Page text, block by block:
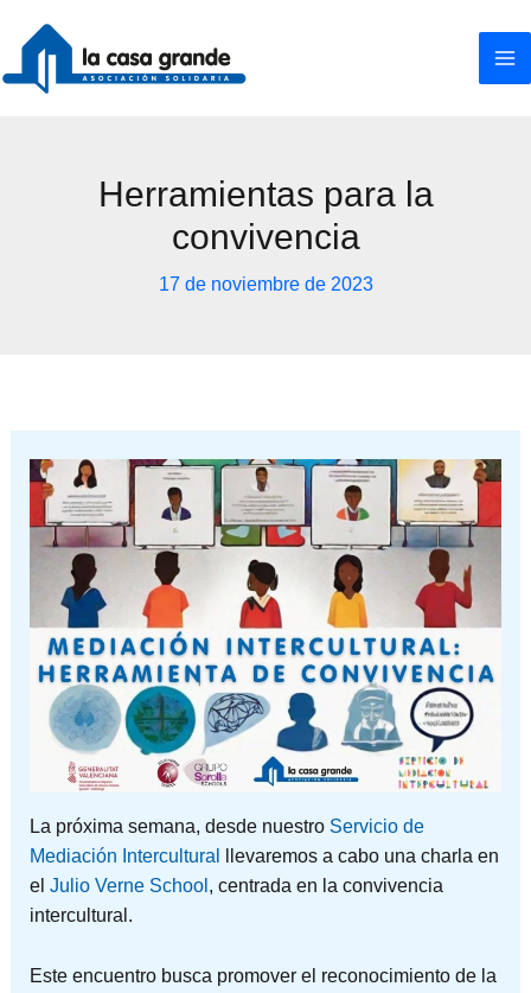
contenido
Herramientas para la
convivencia
17 de noviembre de 2023
La próxima semana, desde nuestro Servicio de
Mediación Intercultural
llevaremos a cabo una charla en
el Julio Verne School , centrada en la convivencia
intercultural.
Este encuentro busca promover el reconocimiento de la